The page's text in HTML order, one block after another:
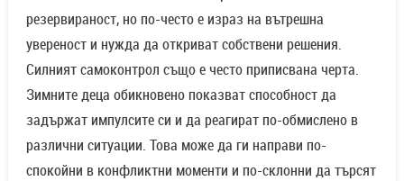
резервираност, но по-често е израз на вътрешна
увереност и нужда да откриват собствени решения.
Силният самоконтрол също е често приписвана черта.
Зимните деца обикновено показват способност да
задържат импулсите си и да реагират по-обмислено в
различни ситуации. Това може да ги направи по-
спокойни в конфликтни моменти и по-склонни да търсят